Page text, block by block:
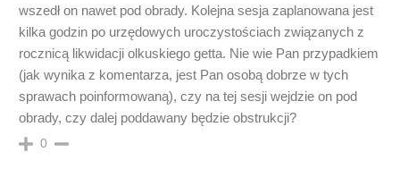
wszedł on nawet pod obrady. Kolejna sesja zaplanowana jest
kilka godzin po urzędowych uroczystościach związanych z
rocznicą likwidacji olkuskiego getta. Nie wie Pan przypadkiem
(jak wynika z komentarza, jest Pan osobą dobrze w tych
sprawach poinformowaną), czy na tej sesji wejdzie on pod
obrady, czy dalej poddawany będzie obstrukcji?
0